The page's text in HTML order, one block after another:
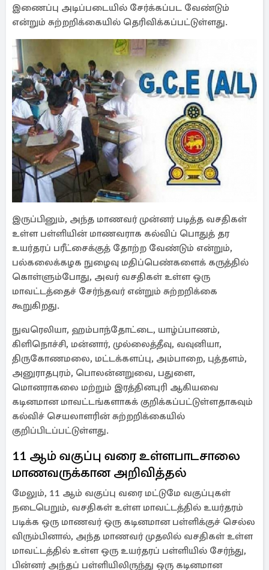
இணைப்பு அடிப்படையில் சேர்க்கப்பட வேண்டும்
என்றும் சுற்றறிக்கையில் தெரிவிக்கப்பட்டுள்ளது.
இருப்பினும், அந்த மாணவர் முன்னர் படித்த வசதிகள்
உள்ள பள்ளியின் மாணவராக கல்விப் பொதுத் தர
உயர்தரப் பரீட்சைக்குத் தோற்ற வேண்டும் என்றும்,
பல்கலைக்கழக நுழைவு மதிப்பெண்களைக் கருத்தில்
கொள்ளும்போது, ​​அவர் வசதிகள் உள்ள ஒரு
மாவட்டத்தைச் சேர்ந்தவர் என்றும் சுற்றறிக்கை
கூறுகிறது.
நுவரெலியா, ஹம்பாந்தோட்டை, யாழ்ப்பாணம்,
கிளிநொச்சி, மன்னார், முல்லைத்தீவு, வவுனியா,
திருகோணமலை, மட்டக்களப்பு, அம்பாறை, புத்தளம்,
அனுராதபுரம், பொலன்னறுவை, பதுளை,
மொனராகலை மற்றும் இரத்தினபுரி ஆகியவை
கடினமான மாவட்டங்களாகக் குறிக்கப்பட்டுள்ளதாகவும்
கல்விச் செயலாளரின் சுற்றறிக்கையில்
குறிப்பிடப்பட்டுள்ளது.
11 ஆம் வகுப்பு வரை உள்ளபாடசாலை
மாணவருக்கான அறிவித்தல்
மேலும், 11 ஆம் வகுப்பு வரை மட்டுமே வகுப்புகள்
நடைபெறும், வசதிகள் உள்ள மாவட்டத்தில் உயர்தரம்
படிக்க ஒரு மாணவர் ஒரு கடினமான பள்ளிக்குச் செல்ல
விரும்பினால், அந்த மாணவர் முதலில் வசதிகள் உள்ள
மாவட்டத்தில் உள்ள ஒரு உயர்தரப் பள்ளியில் சேர்ந்து,
பின்னர் அந்தப் பள்ளியிலிருந்து ஒரு கடினமான